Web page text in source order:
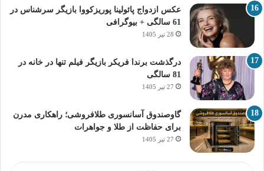
عکس ازدواج پائولینا پوریزکووا بازیگر سرشناس در
61 سالگی + بیوگرافی
28 تیر 1405
درگذشت برندا فریکر بازیگر فیلم تنها در خانه در
81 سالگی
27 تیر 1405
گاوصندوق آسانسوری طلافروشی؛ راهکاری مدرن
برای حفاظت از طلا و جواهرات
27 تیر 1405